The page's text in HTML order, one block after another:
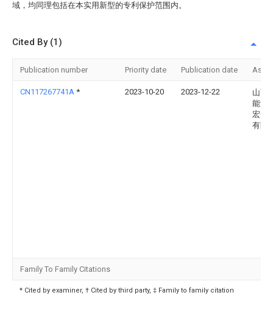
域，均同理包括在本实用新型的专利保护范围内。
Cited By (1)
Publication number Priority date Publication date
CN117267741A * 2023-10-20 2023-12-22
山西
能源
宏光
有限
Family To Family Citations
* Cited by examiner, † Cited by third party, ‡ Family to family citation